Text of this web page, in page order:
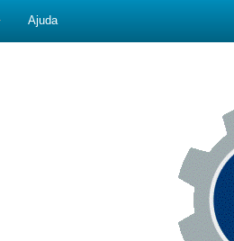
Ajuda